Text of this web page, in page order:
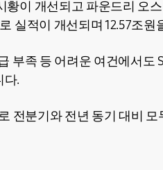
황이 개선되고 파운드리 오
실적이 개선되며 12.57조원
부족 등 어려운 여건에서도
다.
전분기와 전년 동기 대비